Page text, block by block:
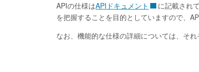
APIの仕様はAPIドキュメント
に記載され
を把握することを目的としていますので、
なお、機能的な仕様の詳細については、それ